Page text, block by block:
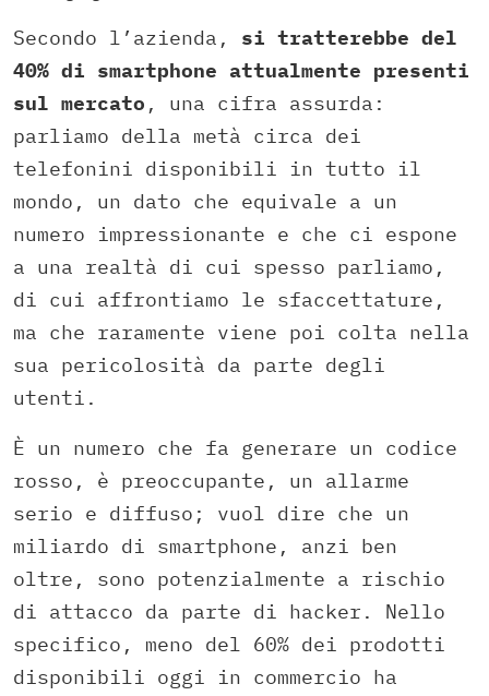
Secondo l’azienda,
si tratterebbe del
40% di smartphone attualmente presenti
sul mercato , una cifra assurda:
parliamo della metà circa dei
telefonini disponibili in tutto il
mondo, un dato che equivale a un
numero impressionante e che ci espone
a una realtà di cui spesso parliamo,
di cui affrontiamo le sfaccettature,
ma che raramente viene poi colta nella
sua pericolosità da parte degli
utenti.
È un numero che fa generare un codice
rosso, è preoccupante, un allarme
serio e diffuso; vuol dire che un
miliardo di smartphone, anzi ben
oltre, sono potenzialmente a rischio
di attacco da parte di hacker. Nello
specifico, meno del 60% dei prodotti
disponibili oggi in commercio ha